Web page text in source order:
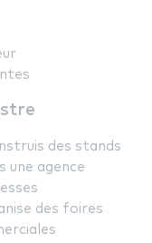
des stands
une agence
des foires